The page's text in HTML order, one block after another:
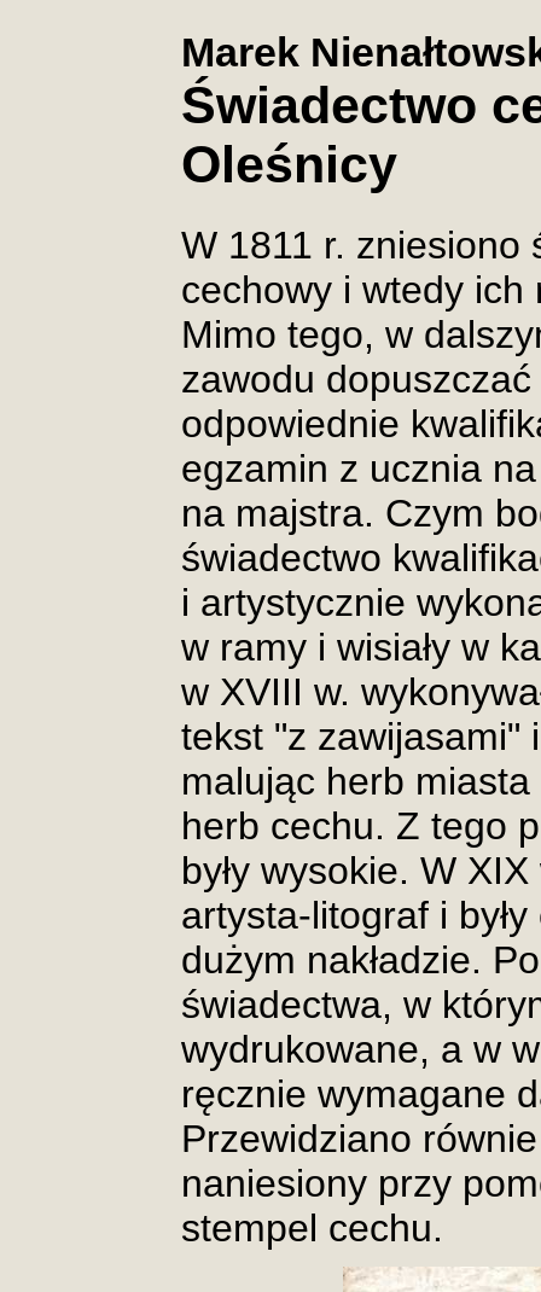
Marek
Świadectwo
Oleśnicy
W 1811 r. zniesiono
cechowy i wtedy ich
Mimo tego, w
zawodu
odpowiednie
egzamin z ucznia
na majstra. Czym
świadectwo
i artystycznie
w ramy i wisiały w
w XVIII w.
tekst "z zawijasami"
malując herb
herb cechu. Z tego
były wysokie. W
artysta-litograf i
dużym nakładzie.
świadectwa, w
wydrukowane, a w
ręcznie wymagane
Przewidziano
naniesiony przy
stempel cechu.